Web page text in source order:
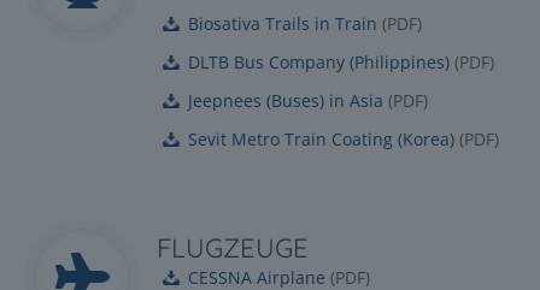
Biosativa Trails in Train (PDF)
DLTB Bus Company (Philippines) (PDF)
Jeepnees (Buses) in Asia (PDF)
Sevit Metro Train Coating (Korea) (PDF)
FLUGZEUGE
CESSNA Airplane (PDF)